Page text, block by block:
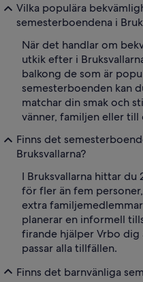
Vilka populära
semesterboendena i
När det handlar om
utkik efter i
balkong de som är
semesterboenden kan
matchar din smak och
vänner, familjen eller
Finns det
Bruksvallarna?
I Bruksvallarna hittar
för fler än fem
extra
planerar en informell
firande hjälper Vrbo
passar alla tillfällen.
Finns det barnvänliga